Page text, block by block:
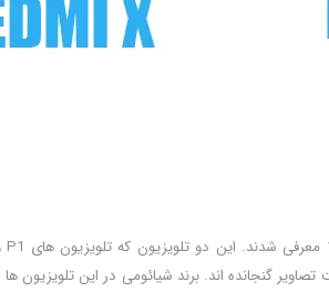
گنجانده اند. برند شیائومی در این تلویزیون ها